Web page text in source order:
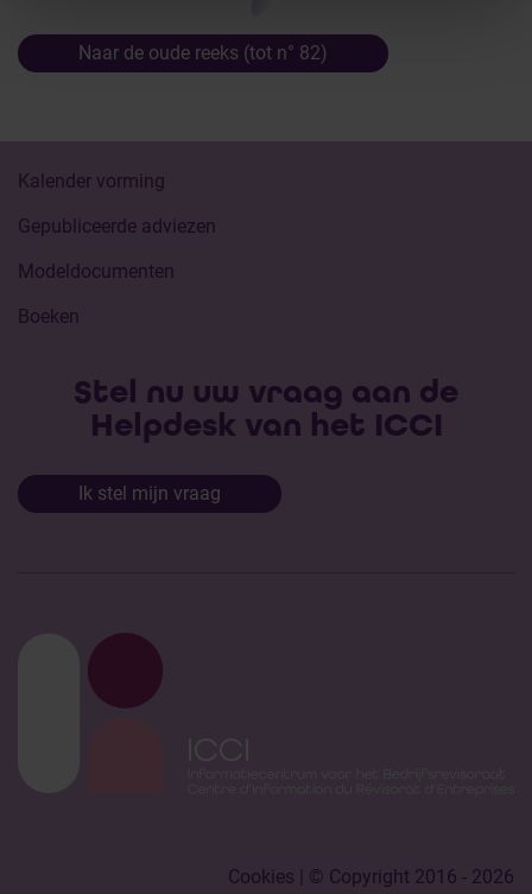
Naar de oude reeks (tot n° 82)
Kalender vorming
Gepubliceerde adviezen
Modeldocumenten
Boeken
Stel nu uw vraag aan de
Helpdesk van het ICCI
Ik stel mijn vraag
Cookies | © Copyright 2016 - 2026